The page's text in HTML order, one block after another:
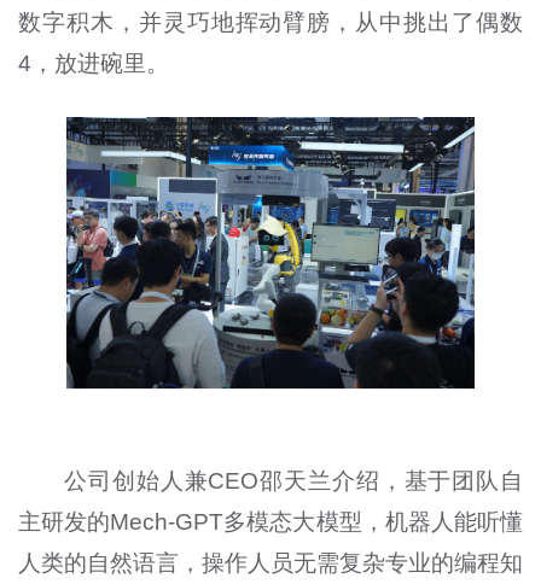
数字积木，并灵巧地挥动臂膀，从中挑出了偶数
4，放进碗里。
公司创始人兼CEO邵天兰介绍，基于团队自
主研发的Mech-GPT多模态大模型，机器人能听懂
人类的自然语言，操作人员无需复杂专业的编程知